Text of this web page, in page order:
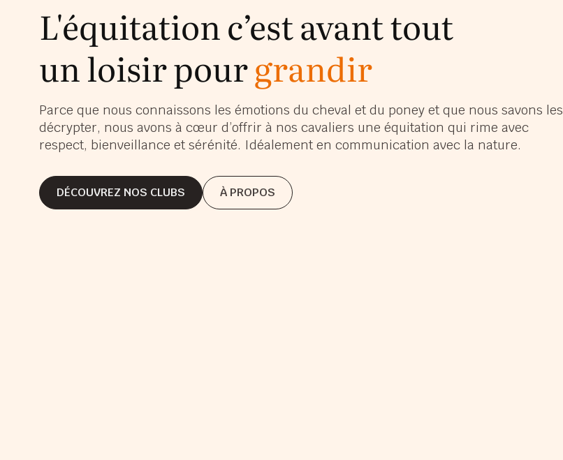
L'équitation c’est avant tout
un loisir pourgrandir
s’épanouir
s’amuser
grandir
Parce que nous connaissons les émotions du cheval et du poney et que nous savons les
décrypter, nous avons à cœur d’offrir à nos cavaliers une équitation qui rime avec
respect, bienveillance et sérénité. Idéalement en communication avec la nature.
DÉCOUVREZ NOS CLUBS
DÉCOUVREZ NOS CLUBS
À PROPOS
À PROPOS